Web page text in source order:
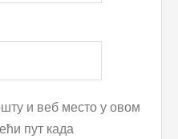
и веб место у овом
пут када